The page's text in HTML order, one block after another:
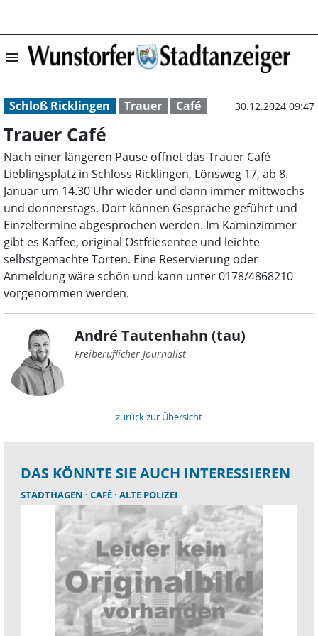
menu Trauer Café |
Schloß Ricklingen Trauer Café 30.12.2024 09:47
Trauer Café
Nach einer längeren Pause öffnet das Trauer Café
Lieblingsplatz in Schloss Ricklingen, Lönsweg 17, ab 8.
Januar um 14.30 Uhr wieder und dann immer mittwochs
und donnerstags. Dort können Gespräche geführt und
Einzeltermine abgesprochen werden. Im Kaminzimmer
gibt es Kaffee, original Ostfriesentee und leichte
selbstgemachte Torten. Eine Reservierung oder
Anmeldung wäre schön und kann unter 0178/4868210
vorgenommen werden.
André Tautenhahn (tau)
Freiberuflicher Journalist
zurück zur Übersicht
DAS KÖNNTE SIE AUCH INTERESSIEREN
STADTHAGEN CAFÉ ALTE POLIZEI